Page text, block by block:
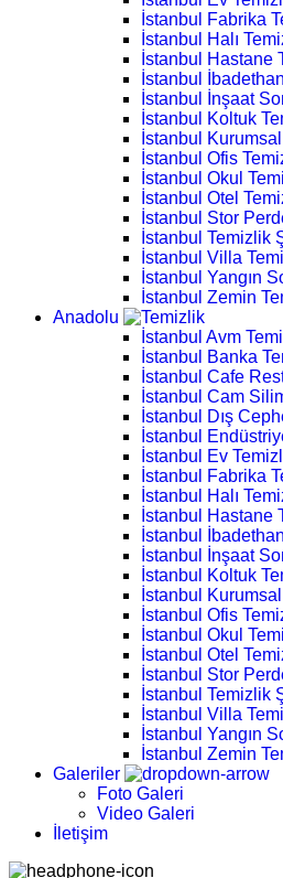
İstanbul Fabrika
İstanbul Halı
İstanbul Hastane
İstanbul
İstanbul İnşaat
İstanbul Koltuk
İstanbul
İstanbul Ofis
İstanbul Okul
İstanbul Otel
İstanbul Stor
İstanbul Temizlik
İstanbul Villa
İstanbul Yangın
İstanbul Zemin
Anadolu
İstanbul Avm
İstanbul Banka
İstanbul Cafe
İstanbul Cam
İstanbul Dış
İstanbul
İstanbul Ev
İstanbul Fabrika
İstanbul Halı
İstanbul Hastane
İstanbul
İstanbul İnşaat
İstanbul Koltuk
İstanbul
İstanbul Ofis
İstanbul Okul
İstanbul Otel
İstanbul Stor
İstanbul Temizlik
İstanbul Villa
İstanbul Yangın
İstanbul Zemin
Galeriler
Foto Galeri
Video Galeri
İletişim